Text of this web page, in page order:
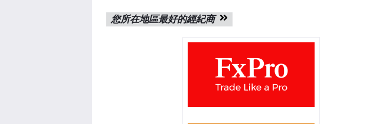
您所在地區最好的經紀商